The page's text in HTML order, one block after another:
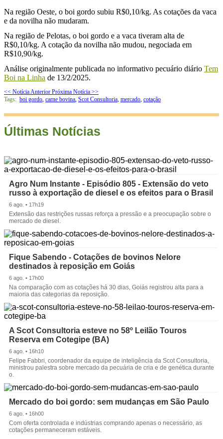
Na região Oeste, o boi gordo subiu R$0,10/kg. As cotações da vaca
e da novilha não mudaram.
Na região de Pelotas, o boi gordo e a vaca tiveram alta de
R$0,10/kg. A cotação da novilha não mudou, negociada em
R$10,90/kg.
Análise originalmente publicada no informativo pecuário diário Tem
Boi na Linha de 13/2/2025.
<< Notícia Anterior Próxima Notícia >>
Tags: boi gordo carne bovina Scot Consultoria mercado cotação
Últimas Notícias
Agro Num Instante - Episódio 805 - Extensão do veto
russo à exportação de diesel e os efeitos para o Brasil
6 ago. • 17h19
Extensão das restrições russas reforça a pressão e a preocupação sobre o
mercado de diesel.
Fique Sabendo - Cotações de bovinos Nelore
destinados à reposição em Goiás
6 ago. • 17h00
Na comparação com as cotações há 30 dias, Goiás registrou alta para a
maioria das categorias da reposição.
A Scot Consultoria esteve no 58º Leilão Touros
Reserva em Cotegipe (BA)
6 ago. • 16h10
Felipe Fabbri, coordenador da equipe de inteligência da Scot Consultoria,
ministrou palestra sobre mercado da pecuária de cria e de genética durante
o.
Mercado do boi gordo: sem mudanças em São Paulo
6 ago. • 16h00
Com oferta controlada e indústrias comprando apenas o necessário, as
cotações permaneceram estáveis.